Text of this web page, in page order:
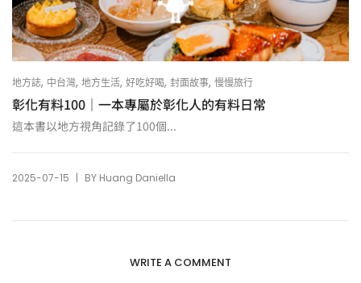
地方誌, 中台灣, 地方生活, 好吃好喝, 封面故事, 慢慢旅行
彰化有料100｜一本專屬於彰化人的有料日常
這本書以地方視角記錄了100個...
2025-07-15 | BY Huang Daniella
WRITE A COMMENT